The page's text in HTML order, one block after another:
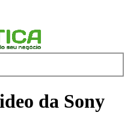
da Sony